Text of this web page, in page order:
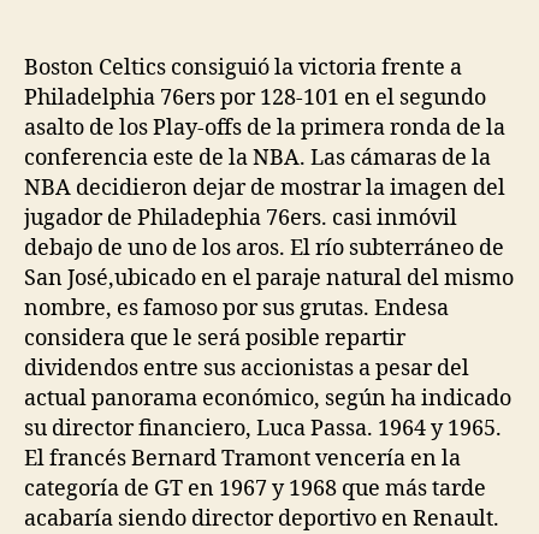
entrada
entrada
Boston Celtics consiguió la victoria frente a
Philadelphia 76ers por 128-101 en el segundo
asalto de los Play-offs de la primera ronda de la
conferencia este de la NBA. Las cámaras de la
NBA decidieron dejar de mostrar la imagen del
jugador de Philadephia 76ers. casi inmóvil
debajo de uno de los aros. El río subterráneo de
San José,ubicado en el paraje natural del mismo
nombre, es famoso por sus grutas. Endesa
considera que le será posible repartir
dividendos entre sus accionistas a pesar del
actual panorama económico, según ha indicado
su director financiero, Luca Passa. 1964 y 1965.
El francés Bernard Tramont vencería en la
categoría de GT en 1967 y 1968 que más tarde
acabaría siendo director deportivo en Renault.